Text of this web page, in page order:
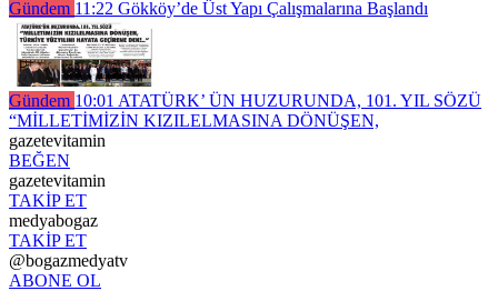
Gündem 11:22 Gökköy’de Üst Yapı Çalışmalarına Başlandı
Gündem 10:01 ATATÜRK’ ÜN HUZURUNDA, 101. YIL SÖZÜ
“MİLLETİMİZİN KIZILELMASINA DÖNÜŞEN,
gazetevitamin
BEĞEN
gazetevitamin
TAKİP ET
medyabogaz
TAKİP ET
@bogazmedyatv
ABONE OL